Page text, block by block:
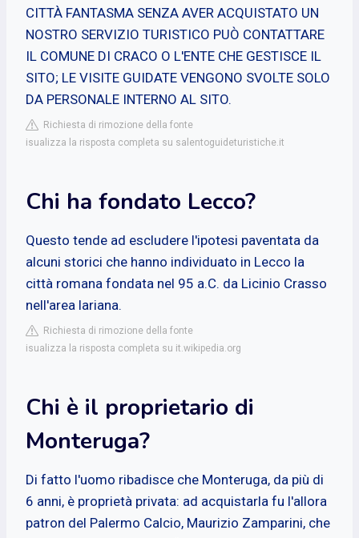
CITTÀ FANTASMA SENZA AVER ACQUISTATO UN
NOSTRO SERVIZIO TURISTICO PUÒ CONTATTARE
IL COMUNE DI CRACO O L'ENTE CHE GESTISCE IL
SITO; LE VISITE GUIDATE VENGONO SVOLTE SOLO
DA PERSONALE INTERNO AL SITO.
Richiesta di rimozione della fonte
isualizza la risposta completa su salentoguideturistiche.it
Chi ha fondato Lecco?
Questo tende ad escludere l'ipotesi paventata da
alcuni storici che hanno individuato in Lecco la
città romana fondata nel 95 a.C. da Licinio Crasso
nell'area lariana.
Richiesta di rimozione della fonte
isualizza la risposta completa su it.wikipedia.org
Chi è il proprietario di
Monteruga?
Di fatto l'uomo ribadisce che Monteruga, da più di
6 anni, è proprietà privata: ad acquistarla fu l'allora
patron del Palermo Calcio, Maurizio Zamparini, che